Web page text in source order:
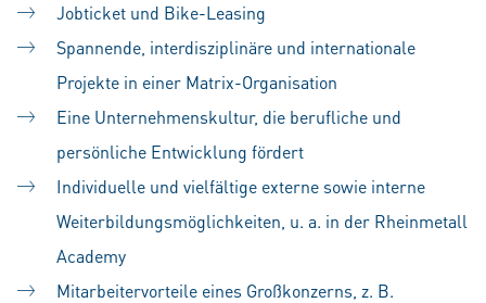
Jobticket und Bike-Leasing
Spannende, interdisziplinäre und internationale
Projekte in einer Matrix-Organisation
Eine Unternehmenskultur, die berufliche und
persönliche Entwicklung fördert
Individuelle und vielfältige externe sowie interne
Weiterbildungsmöglichkeiten, u. a. in der Rheinmetall
Academy
Mitarbeitervorteile eines Großkonzerns, z. B.